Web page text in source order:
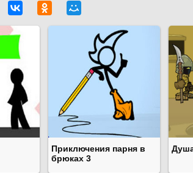
Приключения парня в
брюках 3